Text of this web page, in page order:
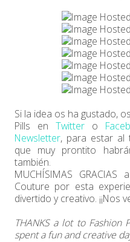
Si la idea os ha gustado,
Pills enTwitter o
Newsletter, para estar al
que muy prontito
también.
MUCHÍSIMAS
Couture por esta
divertido y creativo. ¡¡Nos
THANKS a lot to Fashion
spent a fun and creative